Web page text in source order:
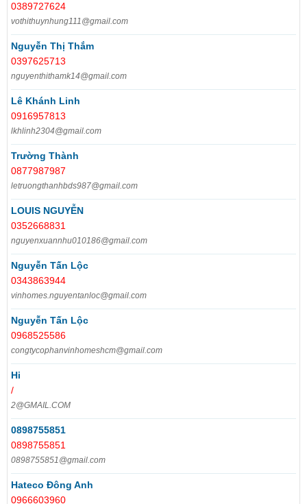
0389727624
vothithuynhung111@gmail.com
Nguyễn Thị Thắm
0397625713
nguyenthithamk14@gmail.com
Lê Khánh Linh
0916957813
lkhlinh2304@gmail.com
Trường Thành
0877987987
letruongthanhbds987@gmail.com
LOUIS NGUYỄN
0352668831
nguyenxuannhu010186@gmail.com
Nguyễn Tấn Lộc
0343863944
vinhomes.nguyentanloc@gmail.com
Nguyễn Tấn Lộc
0968525586
congtycophanvinhomeshcm@gmail.com
Hi
/
2@GMAIL.COM
0898755851
0898755851
0898755851@gmail.com
Hateco Đông Anh
0966603960